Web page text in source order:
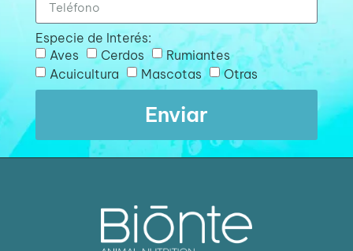
Especie de Interés:
Aves
Cerdos
Rumiantes
Acuicultura
Mascotas Otras
Enviar